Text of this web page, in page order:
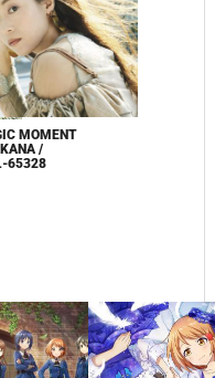
MOMENT
/
65328